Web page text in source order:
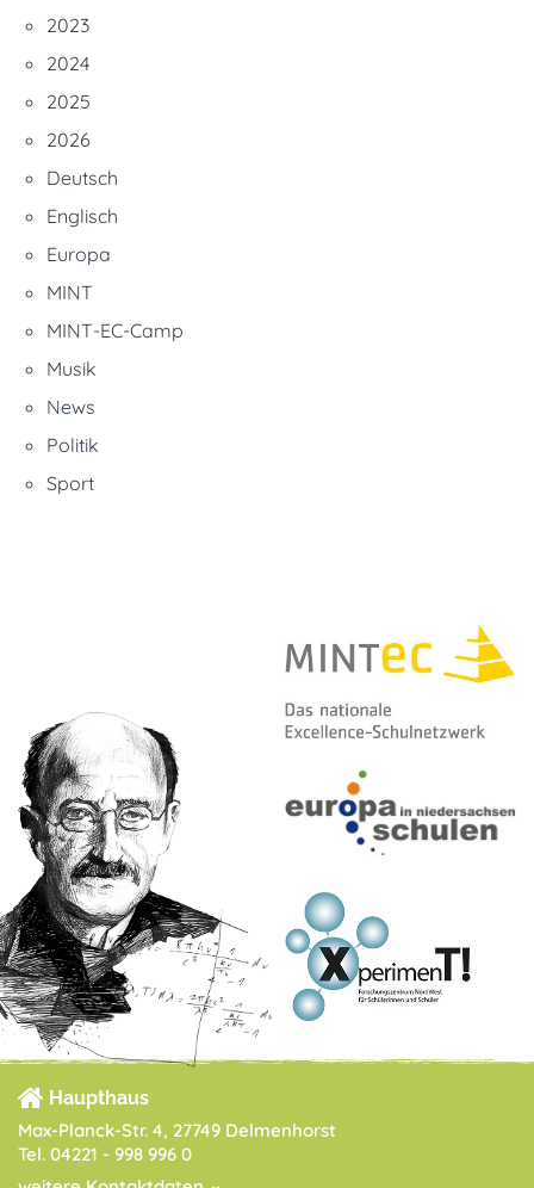
2023
2024
2025
2026
Deutsch
Englisch
Europa
MINT
MINT-EC-Camp
Musik
News
Politik
Sport
Haupthaus
Max-Planck-Str. 4, 27749 Delmenhorst
Tel. 04221 - 998 996 0